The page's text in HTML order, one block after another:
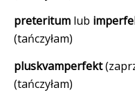
preteritum lub
(tańczyłam)
pluskvamperfekt
(tańczyłam)